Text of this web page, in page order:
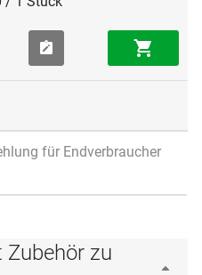
für Endverbraucher
Zubehör zu